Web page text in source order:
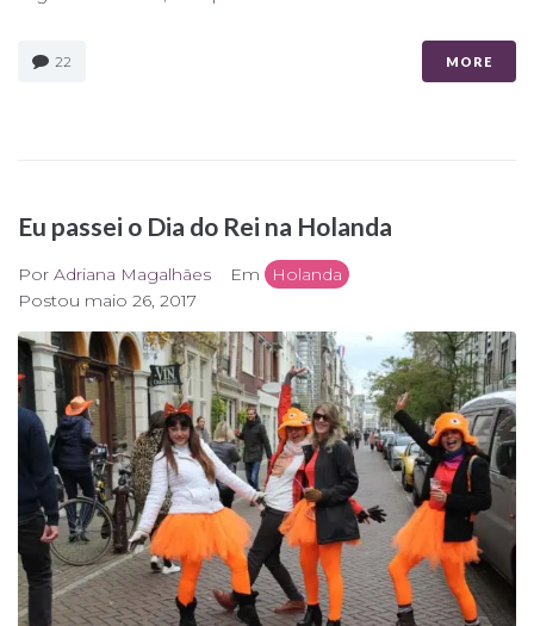
22 MORE
Eu passei o Dia do Rei na Holanda
Por Adriana Magalhães Em
Holanda
Postou maio 26, 2017